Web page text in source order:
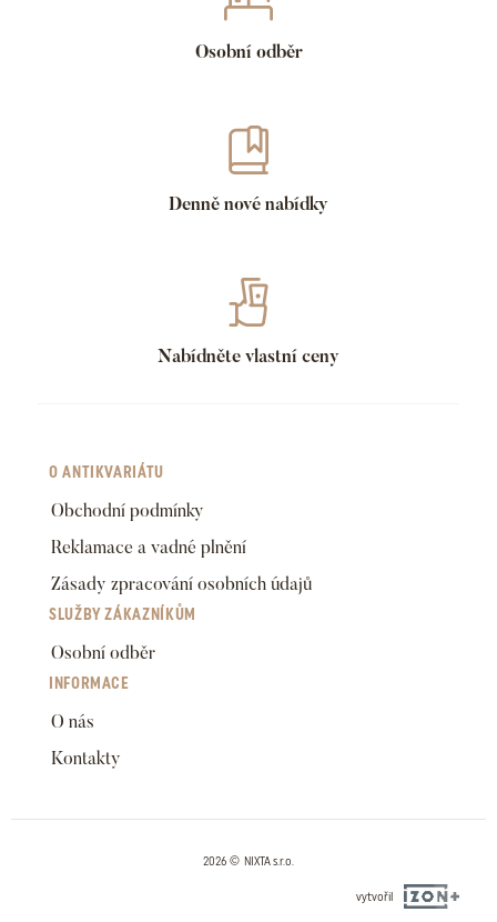
Osobní odběr
Denně nové nabídky
Nabídněte vlastní ceny
O ANTIKVARIÁTU
Obchodní podmínky
Reklamace a vadné plnění
Zásady zpracování osobních údajů
SLUŽBY ZÁKAZNÍKŮM
Osobní odběr
INFORMACE
O nás
Kontakty
2026 © NIXTA s.r.o.
vytvořil